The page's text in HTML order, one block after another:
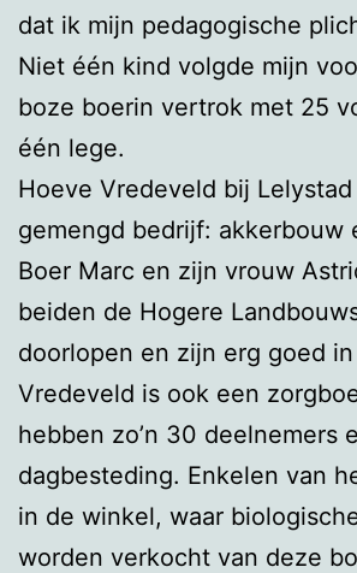
dat ik mijn pedagogische
Niet één kind volgde mijn
boze boerin vertrok met 25
één lege.
Hoeve Vredeveld bij
gemengd bedrijf: akkerbouw
Boer Marc en zijn vrouw
beiden de Hogere
doorlopen en zijn erg goed
Vredeveld is ook een
hebben zo’n 30 deelnemers
dagbesteding. Enkelen van
in de winkel, waar
worden verkocht van deze